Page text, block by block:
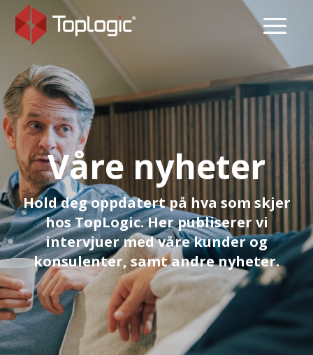
Våre nyheter
Hold deg oppdatert på hva som skjer
hos TopLogic. Her publiserer vi
intervjuer med våre kunder og
konsulenter, samt andre nyheter.